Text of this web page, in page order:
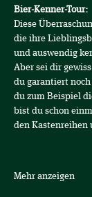
Bier-Kenner-Tour:
Diese
die ihre
und auswendig
Aber sei dir
du garantiert
du zum Beispiel
bist du schon
den Kastenreihen
Mehr anzeigen